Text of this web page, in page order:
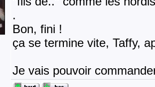
.
Bon, fini !
ça se termine vite, Taffy,
Je vais pouvoir